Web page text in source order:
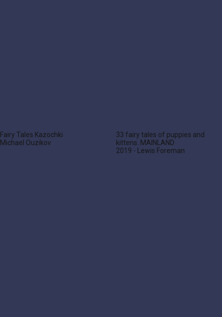
Fairy Tales Kazochki
Michael Ouzikov
33 fairy tales of puppies and
kittens. MAINLAND
2019 - Lewis Foreman